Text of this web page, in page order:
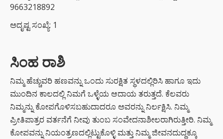
9663218892
ಅದೃಷ್ಟ ಸಂಖ್ಯೆ: 1
ಸಿಂಹ ರಾಶಿ
ನಿಮ್ಮ ಹೆಚ್ಚುವರಿ ಹಣವನ್ನು ಒಂದು ಸುರಕ್ಷಿತ ಸ್ಥಳದಲ್ಲಿರಿಸಿ ಹಾಗೂ ಇದು
ಮುಂದಿನ ಕಾಲದಲ್ಲಿ ನಿಮಗೆ ಒಳ್ಳೆಯ ಆದಾಯ ತರುತ್ತದೆ. ಕೆಲವರು
ನಿಮ್ಮನ್ನು ಕೋಪಗೊಳಿಸಬಹುದಾದರೂ ಅವರನ್ನು ನಿರ್ಲಕ್ಷಿಸಿ. ನಿಮ್ಮ
ಪ್ರೀತಿಪಾತ್ರರ ವರ್ತನೆಗೆ ನೀವು ತುಂಬ ಸಂವೇದನಾಶೀಲರಾಗಿರುತ್ತೀರಿ. ನಿಮ್ಮ
ಕೋಪವನ್ನು ನಿಯಂತ್ರಣದಲ್ಲಿಟ್ಟುಕೊಳ್ಳಿ ಮತ್ತು ನಿಮ್ಮ ಜೀವನದುದ್ದಕ್ಕೂ